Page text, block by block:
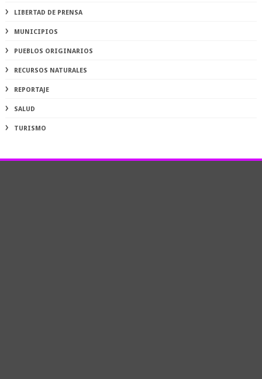
LIBERTAD DE PRENSA
MUNICIPIOS
PUEBLOS ORIGINARIOS
RECURSOS NATURALES
REPORTAJE
SALUD
TURISMO